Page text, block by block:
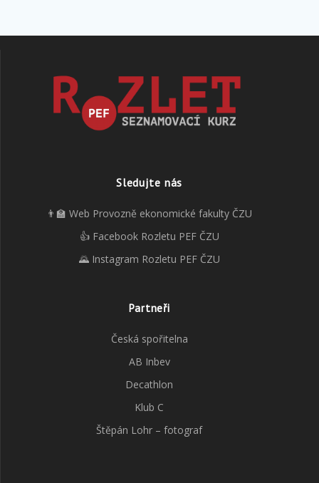
Sledujte nás
👨‍🏫 Web Provozně ekonomické fakulty ČZU
👍 Facebook Rozletu PEF ČZU
🌄 Instagram Rozletu PEF ČZU
Partneři
Česká spořitelna
AB Inbev
Decathlon
Klub C
Štěpán Lohr – fotograf